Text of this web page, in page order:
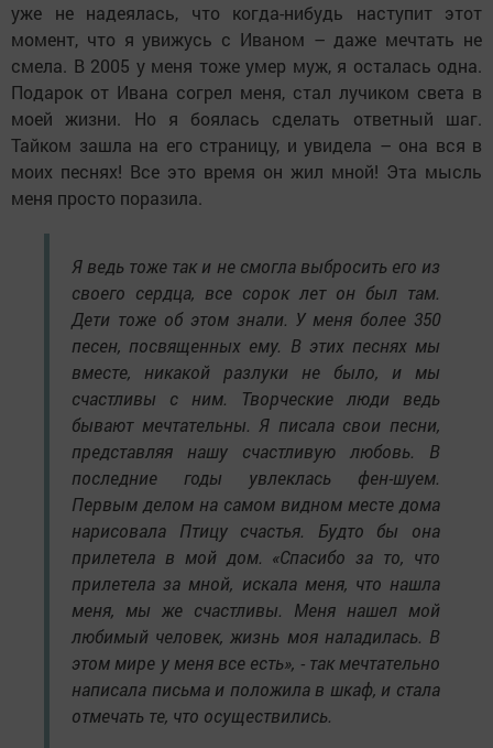
уже не надеялась, что когда-нибудь наступит этот
момент, что я увижусь с Иваном – даже мечтать не
смела. В 2005 у меня тоже умер муж, я осталась одна.
Подарок от Ивана согрел меня, стал лучиком света в
моей жизни. Но я боялась сделать ответный шаг.
Тайком зашла на его страницу, и увидела – она вся в
моих песнях! Все это время он жил мной! Эта мысль
меня просто поразила.
Я ведь тоже так и не смогла выбросить его из
своего сердца, все сорок лет он был там.
Дети тоже об этом знали. У меня более 350
песен, посвященных ему. В этих песнях мы
вместе, никакой разлуки не было, и мы
счастливы с ним. Творческие люди ведь
бывают мечтательны. Я писала свои песни,
представляя нашу счастливую любовь. В
последние годы увлеклась фен-шуем.
Первым делом на самом видном месте дома
нарисовала Птицу счастья. Будто бы она
прилетела в мой дом. «Спасибо за то, что
прилетела за мной, искала меня, что нашла
меня, мы же счастливы. Меня нашел мой
любимый человек, жизнь моя наладилась. В
этом мире у меня все есть», - так мечтательно
написала письма и положила в шкаф, и стала
отмечать те, что осуществились.